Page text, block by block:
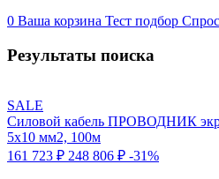
0 Ваша корзина Тест подбор
Результаты поиска
SALE
Силовой кабель ПРОВОДНИК
5x10 мм2, 100м
161 723 ₽ 248 806 ₽ -31%